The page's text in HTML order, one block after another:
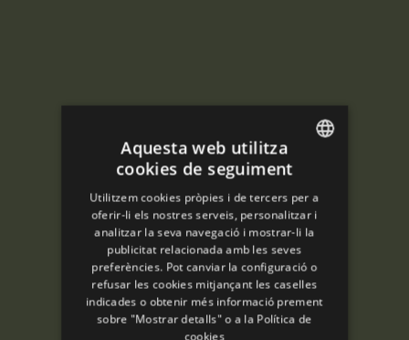
ENGLISH
SPANISH
ENGLISH
FRENCH
CATALAN
Aquesta web utilitza
cookies de seguiment
Utilitzem cookies pròpies i de tercers per a
oferir-li els nostres serveis, personalitzar i
analitzar la seva navegació i mostrar-li la
publicitat relacionada amb les seves
preferències. Pot canviar la configuració o
refusar les cookies mitjançant les caselles
indicades o obtenir més informació prement
sobre "Mostrar detalls" o a la Política de
cookies